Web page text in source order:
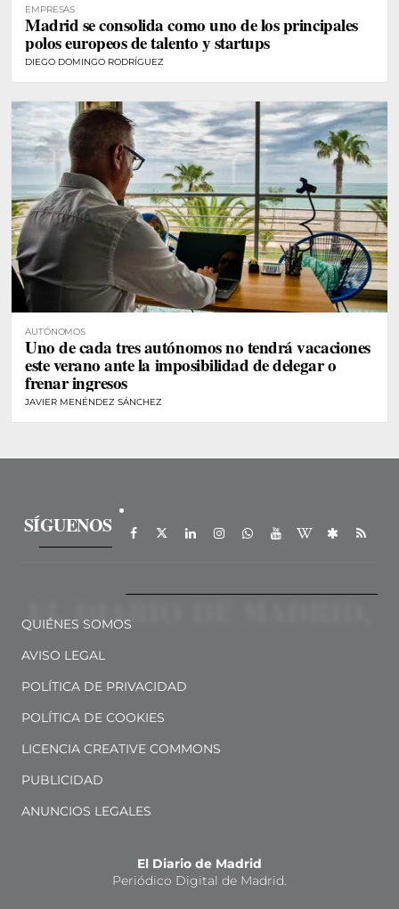
EMPRESAS
Madrid se consolida como uno de los principales
polos europeos de talento y startups
DIEGO DOMINGO RODRÍGUEZ
AUTÓNOMOS
Uno de cada tres autónomos no tendrá vacaciones
este verano ante la imposibilidad de delegar o
frenar ingresos
JAVIER MENÉNDEZ SÁNCHEZ
SÍGUENOS
QUIÉNES SOMOS
AVISO LEGAL
POLÍTICA DE PRIVACIDAD
POLÍTICA DE COOKIES
LICENCIA CREATIVE COMMONS
PUBLICIDAD
ANUNCIOS LEGALES
El Diario de Madrid
Periódico Digital de Madrid.